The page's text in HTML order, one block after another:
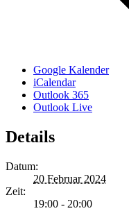
Google Kalender
iCalendar
Outlook 365
Outlook Live
Details
Datum:
20 Februar 2024
Zeit:
19:00 - 20:00